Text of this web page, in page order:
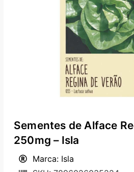
Sementes de Alface
250mg – Isla
Marca: Isla